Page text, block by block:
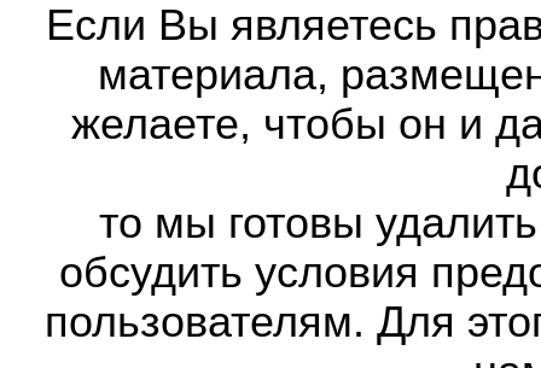
Если Вы являетесь
материала,
желаете, чтобы он и
то мы готовы
обсудить условия
пользователям. Для